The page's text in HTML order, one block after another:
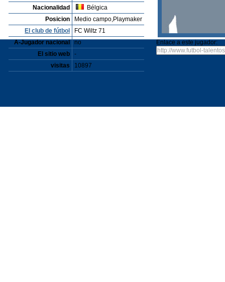
Nacionalidad
Bélgica
Posicion
Medio campo,Playmaker
El club de fútbol
FC Wiltz 71
A-Jugador nacional
no
El sitio web
-
visitas
10897
Enlace a este jugador: